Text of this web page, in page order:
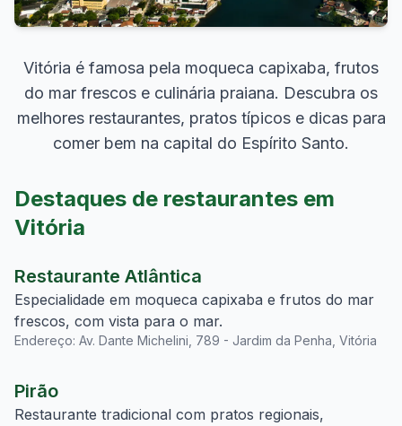
Vitória é famosa pela moqueca capixaba, frutos
do mar frescos e culinária praiana. Descubra os
melhores restaurantes, pratos típicos e dicas para
comer bem na capital do Espírito Santo.
Destaques de restaurantes em
Vitória
Restaurante Atlântica
Especialidade em moqueca capixaba e frutos do mar
frescos, com vista para o mar.
Endereço: Av. Dante Michelini, 789 - Jardim da Penha, Vitória
Pirão
Restaurante tradicional com pratos regionais,